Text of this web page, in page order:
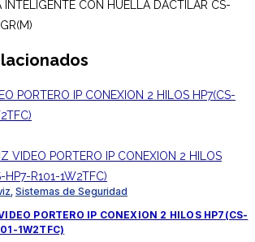
INTELIGENTE CON HUELLA DACTILAR CS-
, Sistemas de Seguridad
PORTERO IP CONEXION 2 HILOS HP7(CS-
1W2TFC)